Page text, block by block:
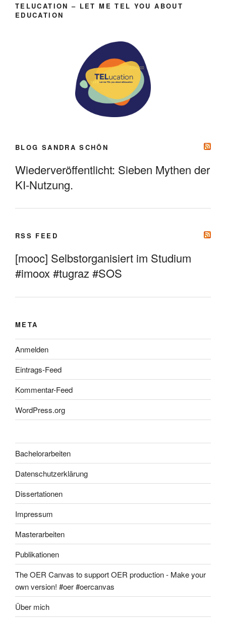
TELUCATION – LET ME TEL YOU ABOUT
EDUCATION
BLOG SANDRA SCHÖN
Wiederveröffentlicht: Sieben Mythen der
KI-Nutzung.
RSS FEED
[mooc] Selbstorganisiert im Studium
#imoox #tugraz #SOS
META
Anmelden
Eintrags-Feed
Kommentar-Feed
WordPress.org
Bachelorarbeiten
Datenschutzerklärung
Dissertationen
Impressum
Masterarbeiten
Publikationen
The OER Canvas to support OER production - Make your
own version! #oer #oercanvas
Über mich